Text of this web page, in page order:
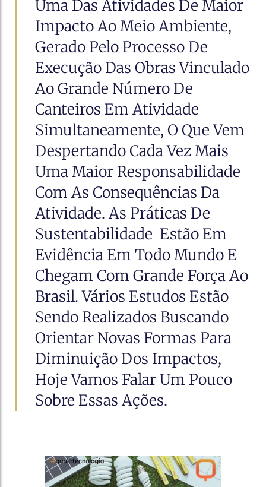
Conteúdos Gratuitos
Baixe e-books e guias práticos que solucionam
desafios do setor e geram resultados rápidos.
Manual
Consulte manuais detalhados por módulo e
resolva dúvidas de uso em poucos cliques.
Conteúdos Gratuitos
Baixe e-books e guias práticos que solucionam
desafios do setor e geram resultados rápidos.
Manual
Consulte manuais detalhados por módulo e
resolva dúvidas de uso em poucos cliques.
Uma Das Atividades De Maior
Impacto Ao Meio Ambiente,
Gerado Pelo Processo De
Execução Das Obras Vinculado
Ao Grande Número De
Canteiros Em Atividade
Simultaneamente, O Que Vem
Despertando Cada Vez Mais
Uma Maior Responsabilidade
Com As Consequências Da
Atividade. As Práticas De
Sustentabilidade Estão Em
Evidência Em Todo Mundo E
Chegam Com Grande Força Ao
Brasil. Vários Estudos Estão
Sendo Realizados Buscando
Orientar Novas Formas Para
Diminuição Dos Impactos,
Hoje Vamos Falar Um Pouco
Sobre Essas Ações.